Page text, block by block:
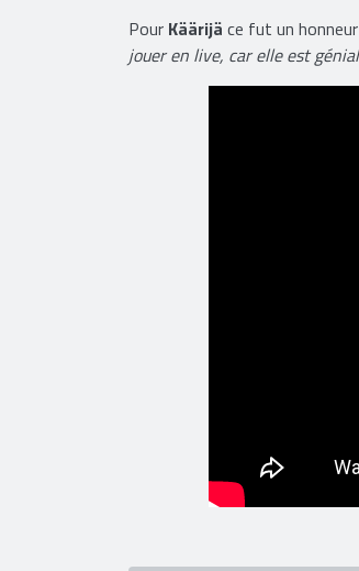
Pour Käärijä ce fut un
jouer en live, car elle est